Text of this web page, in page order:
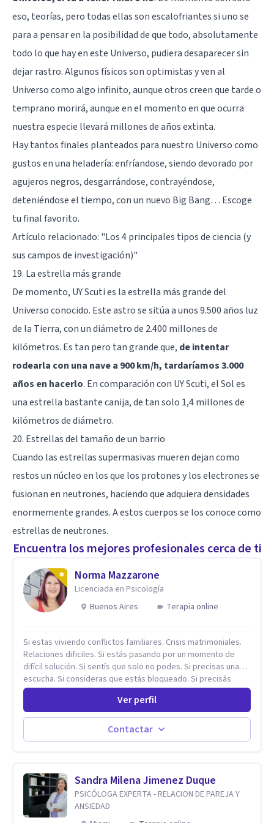
eso, teorías, pero todas ellas son escalofriantes si uno se
para a pensar en la posibilidad de que todo, absolutamente
todo lo que hay en este Universo, pudiera desaparecer sin
dejar rastro. Algunos físicos son optimistas y ven al
Universo como algo infinito, aunque otros creen que tarde o
temprano morirá, aunque en el momento en que ocurra
nuestra especie llevará millones de años extinta.
Hay tantos finales planteados para nuestro Universo como
gustos en una heladería: enfríandose, siendo devorado por
agujeros negros, desgarrándose, contrayéndose,
deteniéndose el tiempo, con un nuevo Big Bang… Escoge
tu final favorito.
Artículo relacionado: "Los 4 principales tipos de ciencia (y
sus campos de investigación)"
19. La estrella más grande
De momento, UY Scuti es la estrella más grande del
Universo conocido. Este astro se sitúa a unos 9.500 años luz
de la Tierra, con un diámetro de 2.400 millones de
kilómetros. Es tan pero tan grande que, de intentar
rodearla con una nave a 900 km/h, tardaríamos 3.000
años en hacerlo. En comparación con UY Scuti, el Sol es
una estrella bastante canija, de tan solo 1,4 millones de
kilómetros de diámetro.
20. Estrellas del tamaño de un barrio
Cuando las estrellas supermasivas mueren dejan como
restos un núcleo en los que los protones y los electrones se
fusionan en neutrones, haciendo que adquiera densidades
enormemente grandes. A estos cuerpos se los conoce como
estrellas de neutrones.
Encuentra los mejores profesionales cerca de ti
Norma Mazzarone
Licenciada en Psicología
Buenos Aires
Terapia online
Si estas viviendo conflictos familiares. Crisis matrimoniales.
Relaciones dificiles. Si estás pasando por un momento de
difícil solución. Si sentís que solo no podes. Si precisas una
escucha. Si consideras que estás bloqueado. Si precisás
comprensión. Si no logras definir proyectos, objetivos,
sueños, deseos. Si pensás que lo que te pasa no es tan
grave, pero podría ayudar. Si estás en adicciones y tu
intención es hacer algo con lo que te está pasando. No dudes
en comunicarte a fin de comenzar a resolver la situación que
Ver perfil
Contactar
Sandra Milena Jimenez Duque
PSICÓLOGA EXPERTA - RELACION DE PAREJA Y
ANSIEDAD